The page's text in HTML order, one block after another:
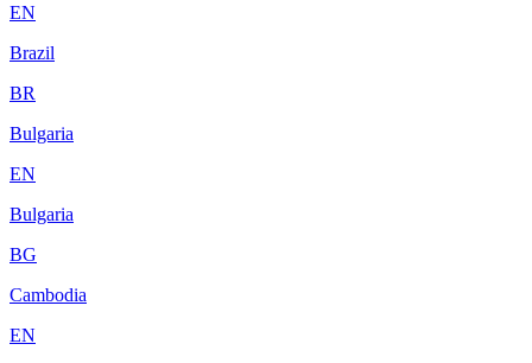
EN
Brazil
BR
Bulgaria
EN
Bulgaria
BG
Cambodia
EN